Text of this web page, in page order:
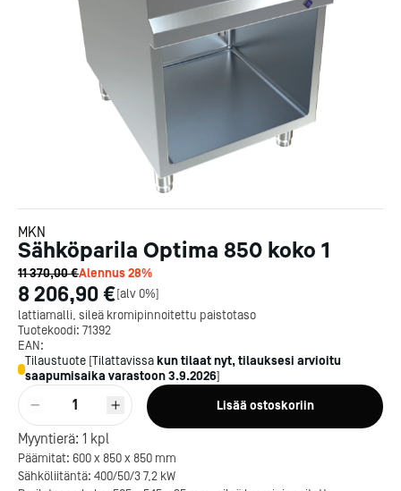
MKN
Sähköparila Optima 850 koko 1
11 370,00 €Alennus28%
8 206,90 €[alv 0%]
lattiamalli, sileä kromipinnoitettu paistotaso
Tuotekoodi: 71392
EAN:
Tilaustuote [Tilattavissa kun tilaat nyt, tilauksesi arvioitu
saapumisaika varastoon3.9.2026]
1 Lisää ostoskoriin
Myyntierä: 1 kpl
Päämitat: 600 x 850 x 850 mm
Sähköliitäntä: 400/50/3 7,2 kW